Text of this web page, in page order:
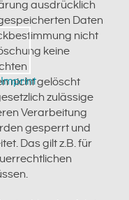
ausdrücklich
Daten
nicht
keine
nicht gelöscht
zulässige
Verarbeitung
gesperrt und
Das gilt z.B. für
Imprint